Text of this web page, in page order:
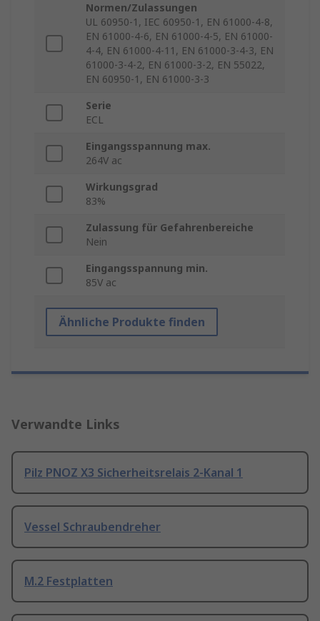
Normen/Zulassungen
UL 60950-1, IEC 60950-1, EN 61000-4-8,
EN 61000-4-6, EN 61000-4-5, EN 61000-
4-4, EN 61000-4-11, EN 61000-3-4-3, EN
61000-3-4-2, EN 61000-3-2, EN 55022,
EN 60950-1, EN 61000-3-3
Serie
ECL
Eingangsspannung max.
264V ac
Wirkungsgrad
83%
Zulassung für Gefahrenbereiche
Nein
Eingangsspannung min.
85V ac
Ähnliche Produkte finden
Verwandte Links
Pilz PNOZ X3 Sicherheitsrelais 2-Kanal 1
Vessel Schraubendreher
M.2 Festplatten